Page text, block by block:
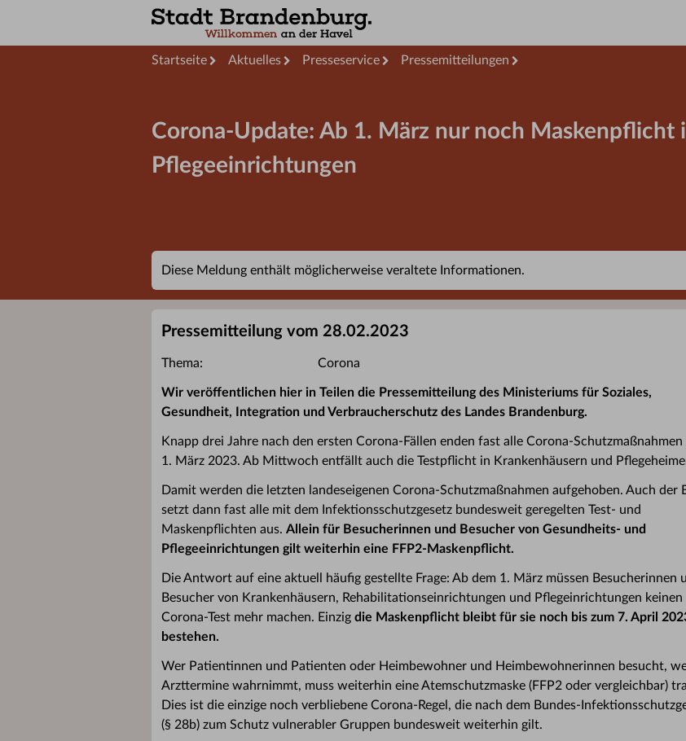
Startseite Aktuelles Presseservice Pressemitteilungen
Corona-Update: Ab 1. März nur noch Maskenpflicht
Pflegeeinrichtungen
Diese Meldung enthält möglicherweise veraltete Informationen.
Pressemitteilung vom 28.02.2023
Thema: Corona
Wir veröffentlichen hier in Teilen die Pressemitteilung des Ministeriums für Soziales,
Gesundheit, Integration und Verbraucherschutz des Landes Brandenburg.
Knapp drei Jahre nach den ersten Corona-Fällen enden fast alle Corona-Schutzmaßnahmen
1. März 2023. Ab Mittwoch entfällt auch die Testpflicht in Krankenhäusern und
Damit werden die letzten landeseigenen Corona-Schutzmaßnahmen aufgehoben. Auch der
setzt dann fast alle mit dem Infektionsschutzgesetz bundesweit geregelten Test- und
Maskenpflichten aus. Allein für Besucherinnen und Besucher von Gesundheits- und
Pflegeeinrichtungen gilt weiterhin eine FFP2-Maskenpflicht.
Die Antwort auf eine aktuell häufig gestellte Frage: Ab dem 1. März müssen Besucherinnen
Besucher von Krankenhäusern, Rehabilitationseinrichtungen und Pflegeinrichtungen keinen
Corona-Test mehr machen. Einzig die Maskenpflicht bleibt für sie noch bis zum 7. April
bestehen.
Wer Patientinnen und Patienten oder Heimbewohner und Heimbewohnerinnen besucht,
Arzttermine wahrnimmt, muss weiterhin eine Atemschutzmaske (FFP2 oder vergleichbar)
Dies ist die einzige noch verbliebene Corona-Regel, die nach dem Bundes-
(§ 28b) zum Schutz vulnerabler Gruppen bundesweit weiterhin gilt.